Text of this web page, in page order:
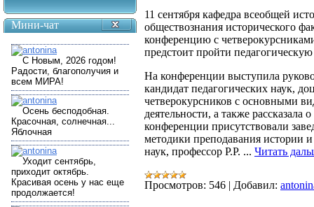
Мини-чат
11 сентября кафедра всеобщей
обществознания исторического
конференцию с
предстоит пройти
На конференции выступила
кандидат педагогических наук,
четверокурсников с основными
деятельности, а также
конференции присутствовали
методики преподавания истории
наук, профессор Р.Р. ... Читать
Просмотров: 546 | Добавил: